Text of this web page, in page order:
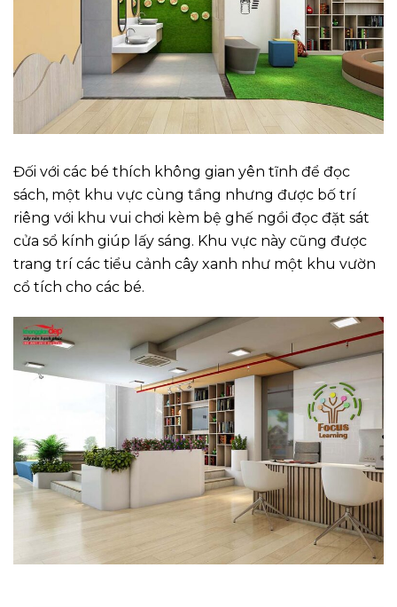
Đối với các bé thích không gian yên tĩnh để đọc
sách, một khu vực cùng tầng nhưng được bố trí
riêng với khu vui chơi kèm bệ ghế ngồi đọc đặt sát
cửa sổ kính giúp lấy sáng. Khu vực này cũng được
trang trí các tiểu cảnh cây xanh như một khu vườn
cổ tích cho các bé.